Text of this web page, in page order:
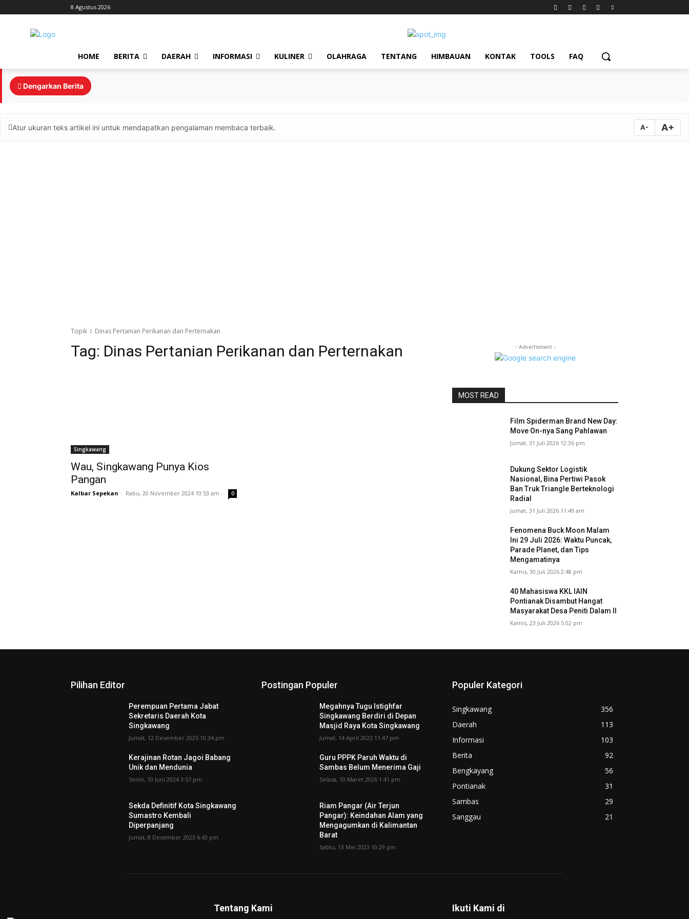
8 Agustus 2026
HOME BERITA DAERAH INFORMASI KULINER OLAHRAGA TENTANG HIMBAUAN KONTAK TOOLS FAQ
Dengarkan Berita
Atur ukuran teks artikel ini untuk mendapatkan pengalaman membaca terbaik. A- A+
Topik Dinas Pertanian Perikanan dan Perternakan
Tag: Dinas Pertanian Perikanan dan Perternakan
Singkawang
Wau, Singkawang Punya Kios
Pangan
Kalbar Sepekan - Rabu, 20 November 2024 10:53 am 0
- Advertisment -
MOST READ
Film Spiderman Brand New Day:
Move On-nya Sang Pahlawan
Jumat, 31 Juli 2026 12:36 pm
Dukung Sektor Logistik
Nasional, Bina Pertiwi Pasok
Ban Truk Triangle Berteknologi
Radial
Jumat, 31 Juli 2026 11:49 am
Fenomena Buck Moon Malam
Ini 29 Juli 2026: Waktu Puncak,
Parade Planet, dan Tips
Mengamatinya
Kamis, 30 Juli 2026 2:48 pm
40 Mahasiswa KKL IAIN
Pontianak Disambut Hangat
Masyarakat Desa Peniti Dalam II
Kamis, 23 Juli 2026 5:02 pm
Pilihan Editor
Perempuan Pertama Jabat
Sekretaris Daerah Kota
Singkawang
Jumat, 12 Desember 2025 10:34 pm
Kerajinan Rotan Jagoi Babang
Unik dan Mendunia
Senin, 10 Juni 2024 3:57 pm
Sekda Definitif Kota Singkawang
Sumastro Kembali
Diperpanjang
Jumat, 8 Desember 2023 6:43 pm
Postingan Populer
Megahnya Tugu Istighfar
Singkawang Berdiri di Depan
Masjid Raya Kota Singkawang
Jumat, 14 April 2023 11:47 pm
Guru PPPK Paruh Waktu di
Sambas Belum Menerima Gaji
Selasa, 10 Maret 2026 1:41 pm
Riam Pangar (Air Terjun
Pangar): Keindahan Alam yang
Mengagumkan di Kalimantan
Barat
Sabtu, 13 Mei 2023 10:29 pm
Populer Kategori
Singkawang
356
Daerah
113
Informasi
103
Berita
92
Bengkayang
56
Pontianak
31
Sambas
29
Sanggau
21
Tentang Kami Ikuti Kami di